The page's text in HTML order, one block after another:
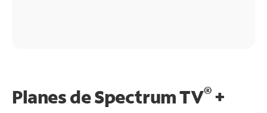
Planes de Spectrum TV®+